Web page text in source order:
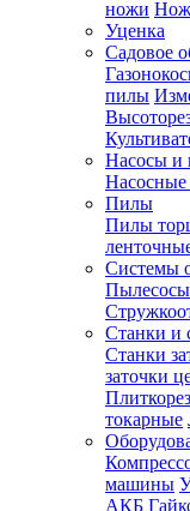
ножи
Уценка
Садовое
пилы
Насосы и
Насосные
Пилы
Пилы
Системы
Пылесосы
Станки и
Станки
заточки
токарные
машины
АКБ